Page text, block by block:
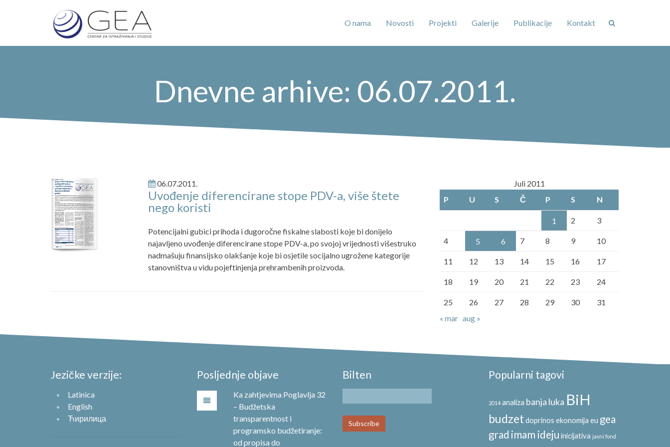
O nama Novosti Projekti Galerije Publikacije Kontakt
Dnevne arhive: 06.07.2011.
06.07.2011.
Uvođenje diferencirane stope PDV-a, više štete
nego koristi
Potencijalni gubici prihoda i dugoročne fiskalne slabosti koje bi donijelo
najavljeno uvođenje diferencirane stope PDV-a, po svojoj vrijednosti višestruko
nadmašuju finansijsko olakšanje koje bi osjetile socijalno ugrožene kategorije
stanovništva u vidu pojeftinjenja prehrambenih proizvoda.
Juli 2011
P
U S Č P S N
1 2 3
4 5 6 7 8 9 10
11 12 13 14 15 16 17
18 19 20 21 22 23 24
25 26 27 28 29 30
31
« mar aug »
Jezičke verzije:
Latinica
English
Ћирилица
Posljednje objave
Ka zahtjevima Poglavlja 32
– Budžetska
transparentnost i
programsko budžetiranje:
od propisa do
Bilten Popularni tagovi
2014 analiza banja luka BiH
budzet doprinos ekonomija eu gea
grad imam ideju inicijativa javni fond